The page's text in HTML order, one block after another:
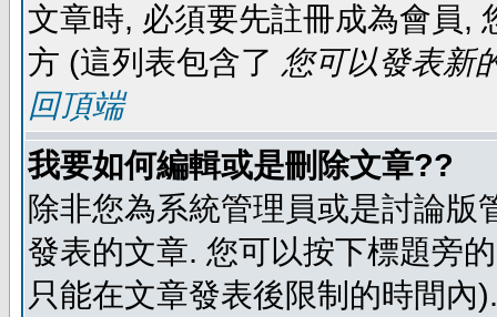
文章時, 必須要先註冊成為會員,
方 (這列表包含了 您可以發表新
回頂端
我要如何編輯或是刪除文章??
除非您為系統管理員或是討論
發表的文章. 您可以按下標題旁
只能在文章發表後限制的時間